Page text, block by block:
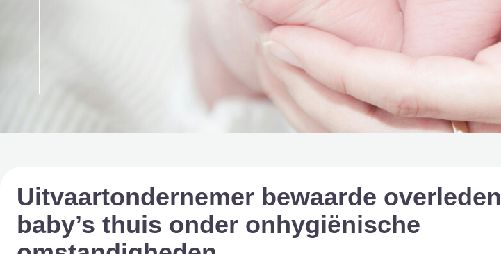
Uitvaartondernemer bewaarde overleden
baby’s thuis onder onhygiënische